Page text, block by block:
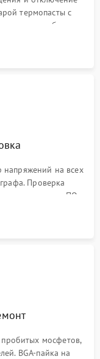
термопасты с
с банок
пыли и окислов.
напряжений на всех
Проверка
ПО
пробитых мосфетов,
BGA-пайка на